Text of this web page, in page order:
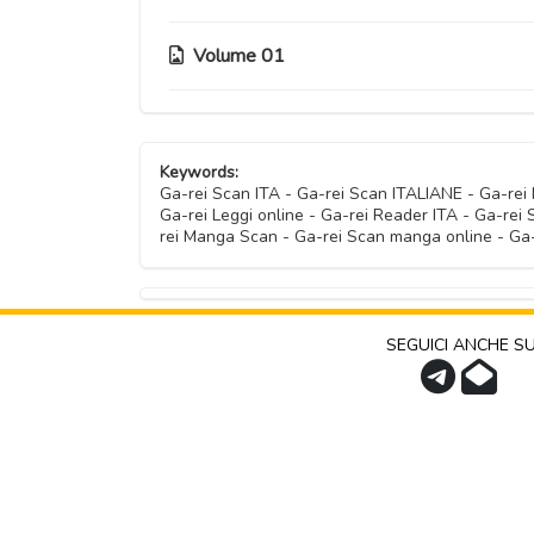
Capitolo 16
Capitolo 14
Capitolo 13
Capitolo 12
Capitolo 10
Capitolo 09
Capitolo 08.5
Capitolo 07
Capitolo 06
Volume 01
Capitolo 04
Capitolo 03
Capitolo 02
Keywords:
Ga-rei Scan ITA - Ga-rei Scan ITALIANE - Ga-
Ga-rei Leggi online - Ga-rei Reader ITA - Ga-
rei Manga Scan - Ga-rei Scan manga online -
SEGUICI ANCHE SU